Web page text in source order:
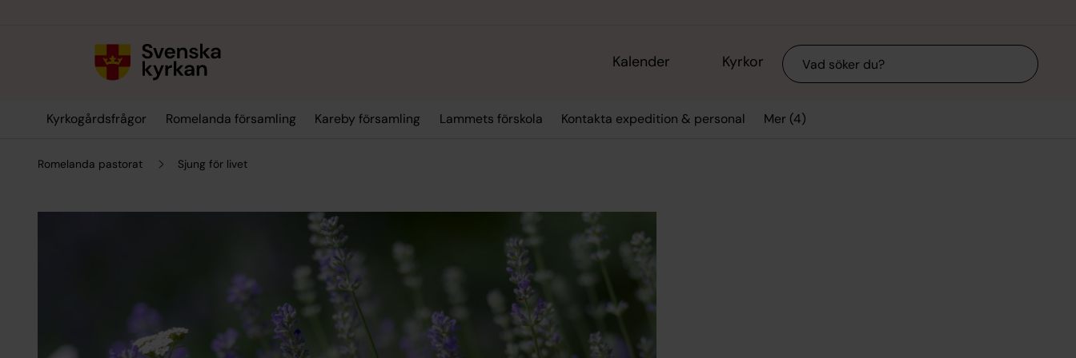
Kalender Kyrkor Sök
Kyrkogårdsfrågor Romelanda församling Kareby församling Lammets förskola Kontakta expedition & personal Mer (4)
Romelanda pastorat Sjung för livet